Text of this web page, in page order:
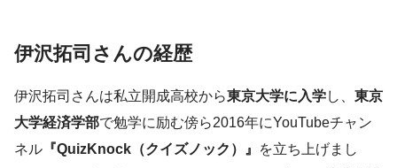
伊沢拓司さんの経歴
伊沢拓司さんは私立開成高校から東京大学に入学し、 東京
大学経済学部で勉学に励む傍ら2016年にYouTubeチャン
ネル 『QuizKnock（クイズノック）』
を立ち上げまし